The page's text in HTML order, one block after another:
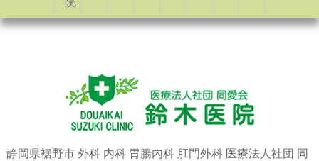
静岡県裾野市 外科 内科 胃腸内科 肛門外科 医療法人社団 同